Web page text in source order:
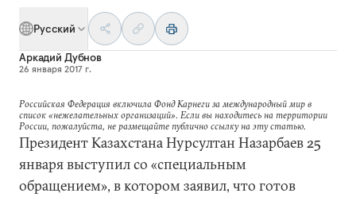
Русский
Аркадий Дубнов
26 января 2017 г.
Российская Федерация включила Фонд Карнеги за международный мир в
список «нежелательных организаций». Если вы находитесь на территории
России, пожалуйста, не размещайте публично ссылку на эту статью.
Президент Казахстана Нурсултан Назарбаев 25
января выступил со «специальным
обращением», в котором заявил, что готов